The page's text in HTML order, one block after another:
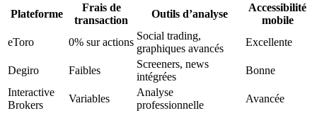
Plateforme
Frais de
transaction
Outils d’analyse
Accessibilité
mobile
eToro
0% sur actions
Social trading,
graphiques avancés
Excellente
Degiro Faibles
Screeners, news
intégrées
Bonne
Interactive
Brokers
Variables
Analyse
professionnelle
Avancée